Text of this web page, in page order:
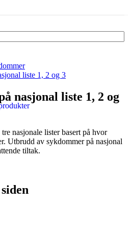
liste 1, 2 og 3
nasjonal liste 1, 2 og
nasjonale lister basert på hvor
Utbrudd av sykdommer på nasjonal
tiltak.